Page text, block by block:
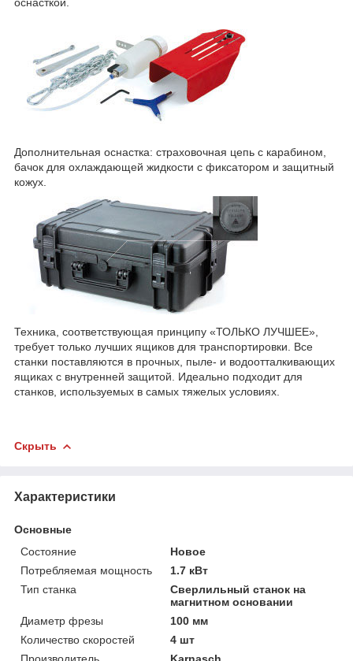
Дополнительная оснастка: страховочная цепь с карабином,
бачок для охлаждающей жидкости с фиксатором и защитный
кожух.
Техника, соответствующая принципу «ТОЛЬКО ЛУЧШЕЕ»,
требует только лучших ящиков для транспортировки. Все
станки поставляются в прочных, пыле- и водоотталкивающих
ящиках с внутренней защитой. Идеально подходит для
станков, используемых в самых тяжелых условиях.
Скрыть
Характеристики
Основные
Состояние
Новое
Потребляемая мощность
1.7 кВт
Тип станка
Сверлильный станок на
магнитном основании
Диаметр фрезы
100 мм
Количество скоростей
4 шт
Производитель
Karnasch